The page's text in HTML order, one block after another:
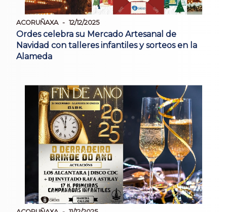
ACORUÑAXA 12/12/2025
Ordes celebra su Mercado Artesanal de
Navidad con talleres infantiles y sorteos en la
Alameda